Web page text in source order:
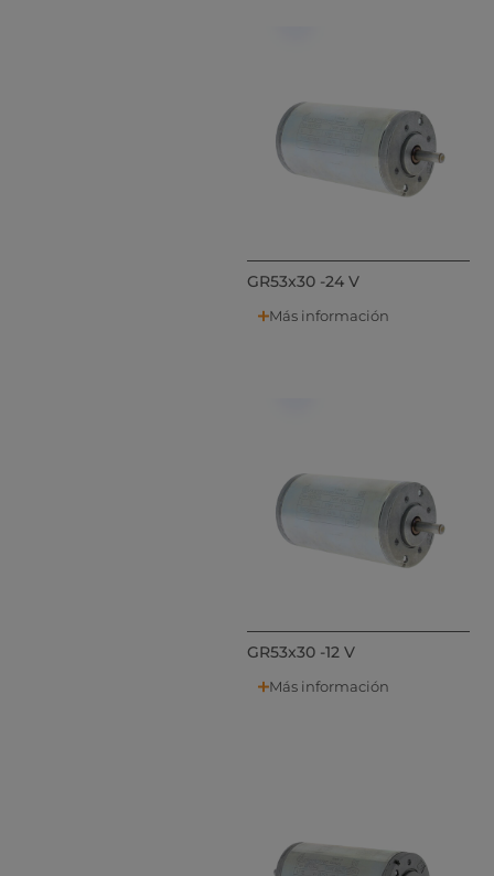
GR53x30 -24 V
Más información
GR53x30 -12 V
Más información